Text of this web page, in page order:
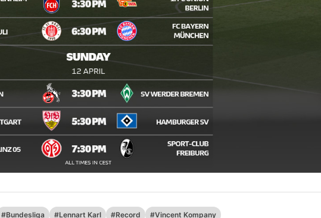
#Bundesliga #Lennart Karl #Record #Vincent Kompany